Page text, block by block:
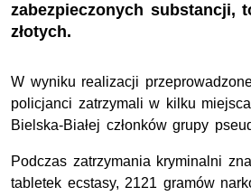
zabezpieczonych substancji,
złotych.
W wyniku realizacji
policjanci zatrzymali w kilku
Bielska-Białej członków grupy
Podczas zatrzymania kryminalni
tabletek ecstasy, 2121 gramów